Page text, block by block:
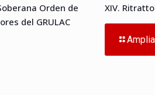
Orden de
del GRULAC
XIV.